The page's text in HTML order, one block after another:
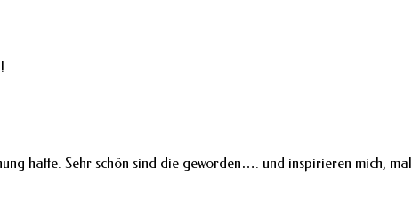
hatte. Sehr schön sind die geworden…. und inspirieren mich, mal